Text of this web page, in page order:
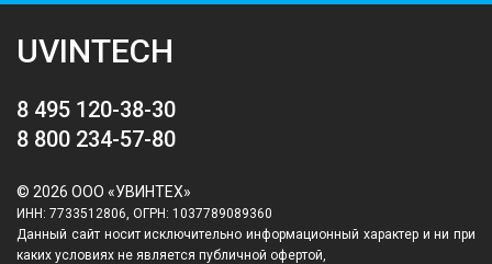
UVINTECH
8 495 120-38-30
8 800 234-57-80
© 2026 ООО «УВИНТЕХ»
ИНН: 7733512806, ОГРН: 1037789089360
Данный сайт носит исключительно информационный характер и ни при
каких условиях не является публичной офертой,